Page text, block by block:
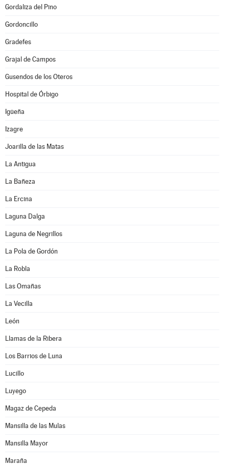
Gordaliza del Pino
Gordoncillo
Gradefes
Grajal de Campos
Gusendos de los Oteros
Hospital de Órbigo
Igüeña
Izagre
Joarilla de las Matas
La Antigua
La Bañeza
La Ercina
Laguna Dalga
Laguna de Negrillos
La Pola de Gordón
La Robla
Las Omañas
La Vecilla
León
Llamas de la Ribera
Los Barrios de Luna
Lucillo
Luyego
Magaz de Cepeda
Mansilla de las Mulas
Mansilla Mayor
Maraña